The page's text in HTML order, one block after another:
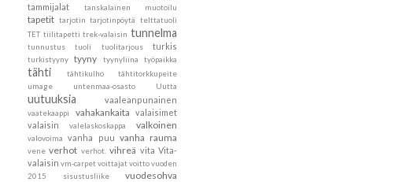
tammijalat tanskalainen muotoilu
tapetit tarjotin tarjotinpöytä
telttatuoli
TET tiilitapetti trek-valaisin tunnelma
tunnustus tuoli tuolitarjous turkis
turkistyyny tyyny tyynyliina työpaikka
tähti tähtikulho
tähtitorkkupeite
umage
untenmaa-osasto Uutta
uutuuksia vaaleanpunainen
vaatekaappi vahakankaita
valaisimet
valaisin
valelaskoskappa valkoinen
valovoima vanha puu vanha rauma
vene verhot verhot. vihreä vita Vita-
valaisin vm-carpetvoittajatvoittovuoden
2015 sisustusliike
vuodesohva